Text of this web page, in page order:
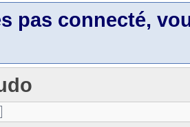
pas connecté,